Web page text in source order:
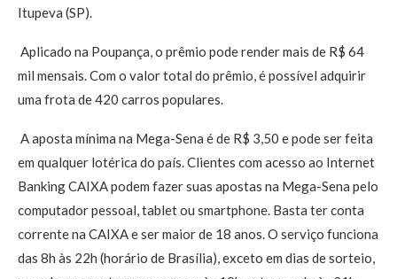
Itupeva (SP).
Aplicado na Poupança, o prêmio pode render mais de R$ 64
mil mensais. Com o valor total do prêmio, é possível adquirir
uma frota de 420 carros populares.
A aposta mínima na Mega-Sena é de R$ 3,50 e pode ser feita
em qualquer lotérica do país. Clientes com acesso ao Internet
Banking CAIXA podem fazer suas apostas na Mega-Sena pelo
computador pessoal, tablet ou smartphone. Basta ter conta
corrente na CAIXA e ser maior de 18 anos. O serviço funciona
das 8h às 22h (horário de Brasília), exceto em dias de sorteio,